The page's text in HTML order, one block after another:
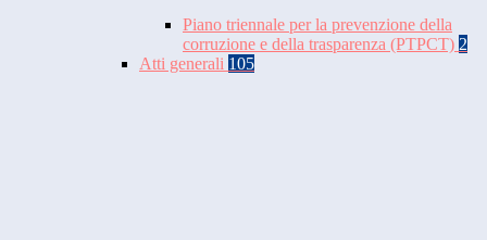
Piano triennale per la prevenzione della
corruzione e della trasparenza (PTPCT) 2
Atti generali 105